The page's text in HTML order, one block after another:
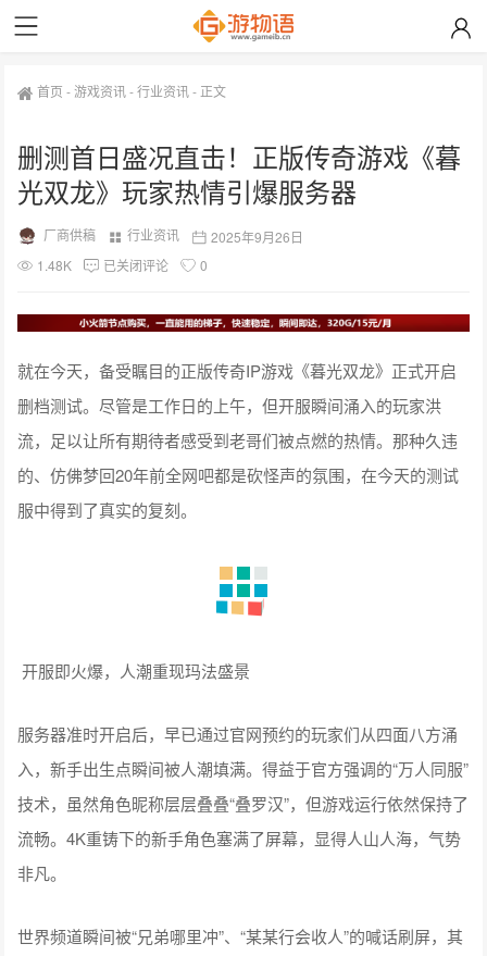
首页 -游戏资讯-行业资讯- 正文
删测首日盛况直击！正版传奇游戏《暮
光双龙》玩家热情引爆服务器
厂商供稿 行业资讯
2025年9月26日
1.48K
已关闭评论 0
就在今天，备受瞩目的正版传奇IP游戏《暮光双龙》正式开启
删档测试。尽管是工作日的上午，但开服瞬间涌入的玩家洪
流，足以让所有期待者感受到老哥们被点燃的热情。那种久违
的、仿佛梦回20年前全网吧都是砍怪声的氛围，在今天的测试
服中得到了真实的复刻。
开服即火爆，人潮重现玛法盛景
服务器准时开启后，早已通过官网预约的玩家们从四面八方涌
入，新手出生点瞬间被人潮填满。得益于官方强调的“万人同服”
技术，虽然角色昵称层层叠叠“叠罗汉”，但游戏运行依然保持了
流畅。4K重铸下的新手角色塞满了屏幕，显得人山人海，气势
非凡。
世界频道瞬间被“兄弟哪里冲”、“某某行会收人”的喊话刷屏，其